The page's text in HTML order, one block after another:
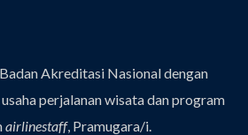
Akreditasi Nasional dengan
perjalanan wisata dan program
airlinestaff, Pramugara/i.